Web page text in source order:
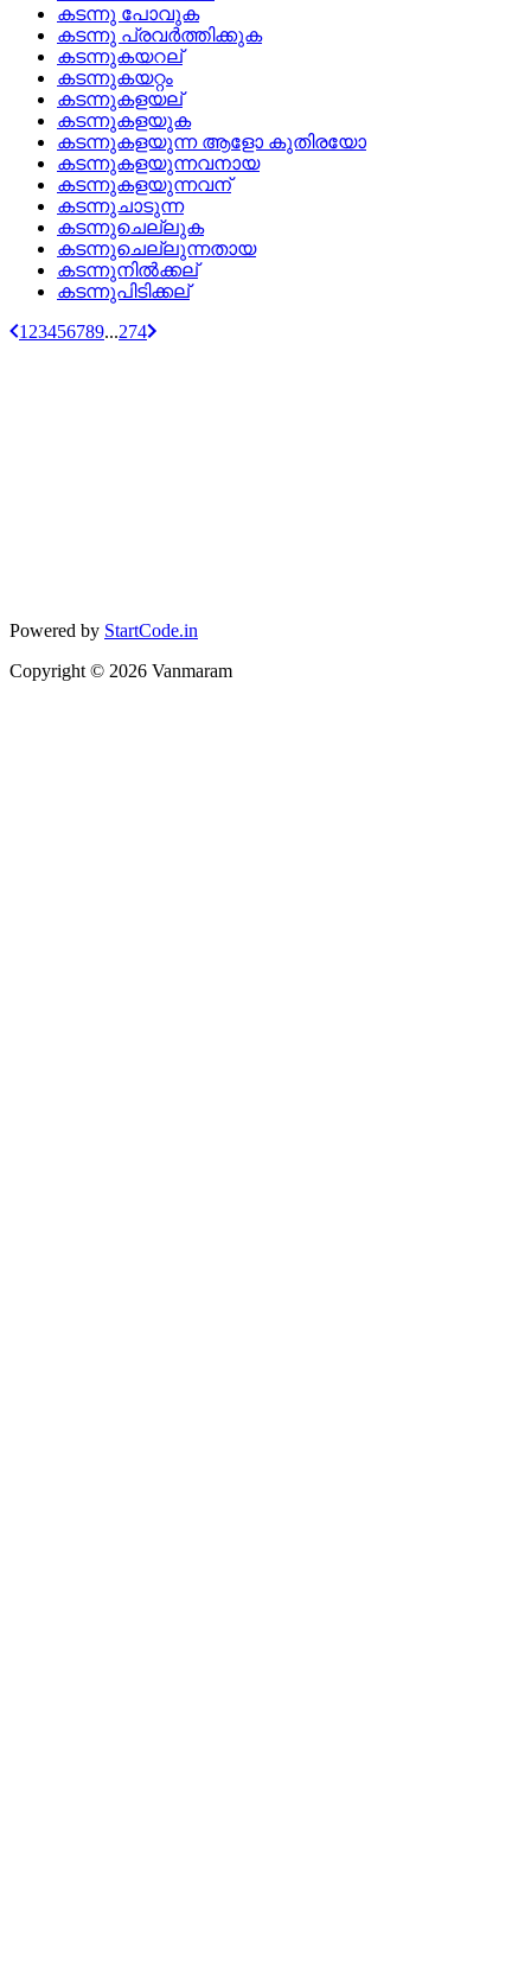
കടന്നു പോവുക
കടന്നു പ്രവര്‍ത്തിക്കുക
കടന്നുകയറല്
കടന്നുകയറ്റം
കടന്നുകളയല്
കടന്നുകളയുക
കടന്നുകളയുന്ന ആളോ കുതിരയോ
കടന്നുകളയുന്നവനായ
കടന്നുകളയുന്നവന്
കടന്നുചാടുന്ന
കടന്നുചെല്ലുക
കടന്നുചെല്ലുന്നതായ
കടന്നുനില്‍ക്കല്
കടന്നുപിടിക്കല്
1 23456789...274
Powered by StartCode.in
Copyright © 2026 Vanmaram